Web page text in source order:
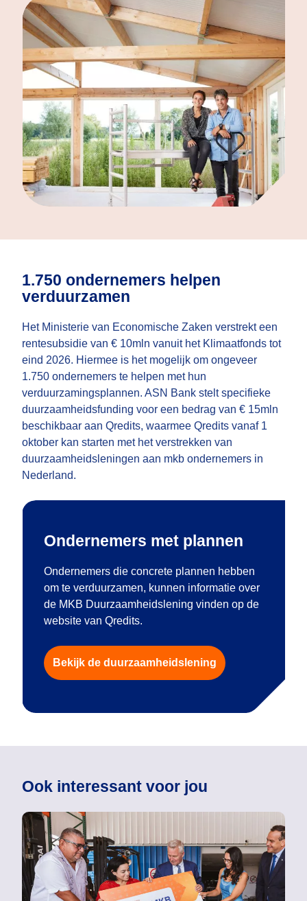
1.750 ondernemers helpen
verduurzamen
Het Ministerie van Economische Zaken verstrekt een
rentesubsidie van € 10mln vanuit het Klimaatfonds tot
eind 2026. Hiermee is het mogelijk om ongeveer
1.750 ondernemers te helpen met hun
verduurzamingsplannen. ASN Bank stelt specifieke
duurzaamheidsfunding voor een bedrag van € 15mln
beschikbaar aan Qredits, waarmee Qredits vanaf 1
oktober kan starten met het verstrekken van
duurzaamheidsleningen aan mkb ondernemers in
Nederland.
Ondernemers met plannen
Ondernemers die concrete plannen hebben
om te verduurzamen, kunnen informatie over
de MKB Duurzaamheidslening vinden op de
website van Qredits.
Bekijk de duurzaamheidslening
Ook interessant voor jou